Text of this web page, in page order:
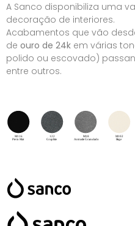
A Sanco disponibiliza uma
decoração de interiores.
Acabamentos que vão
de ouro de 24k em várias
polido ou escovado)
entre outros.